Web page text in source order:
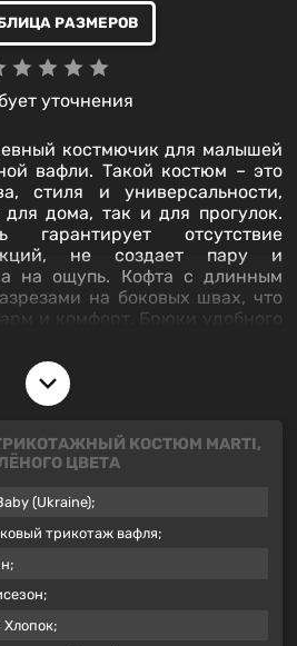
РАЗМЕРОВ
уточнения
костмючик для малышей
вафли. Такой костюм – это
стиля и универсальности,
дома, так и для прогулок.
гарантирует отсутствие
не создает пару и
на ощупь. Кофта с длинным
на боковых швах, что
и комфорт. Брюки удобного
или исследование
КОСТЮМ MARTI,
ЦВЕТА
(Ukraine);
трикотаж вафля;
Хлопок;